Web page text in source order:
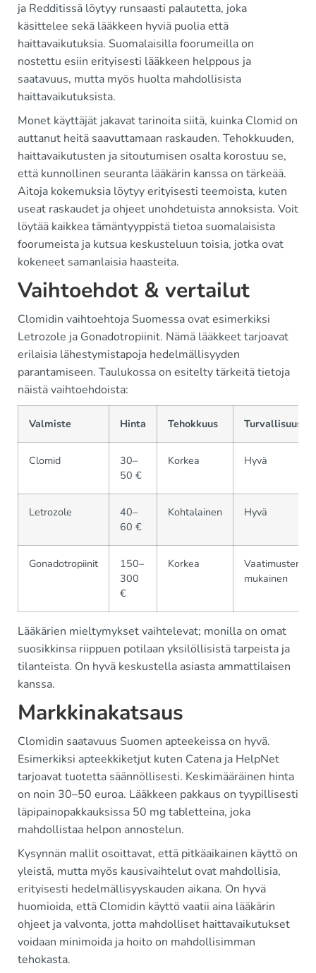
ja Redditissä löytyy runsaasti palautetta, joka
käsittelee sekä lääkkeen hyviä puolia että
haittavaikutuksia. Suomalaisilla foorumeilla on
nostettu esiin erityisesti lääkkeen helppous ja
saatavuus, mutta myös huolta mahdollisista
haittavaikutuksista.
Monet käyttäjät jakavat tarinoita siitä, kuinka Clomid on
auttanut heitä saavuttamaan raskauden. Tehokkuuden,
haittavaikutusten ja sitoutumisen osalta korostuu se,
että kunnollinen seuranta lääkärin kanssa on tärkeää.
Aitoja kokemuksia löytyy erityisesti teemoista, kuten
useat raskaudet ja ohjeet unohdetuista annoksista. Voit
löytää kaikkea tämäntyyppistä tietoa suomalaisista
foorumeista ja kutsua keskusteluun toisia, jotka ovat
kokeneet samanlaisia haasteita.
Vaihtoehdot & vertailut
Clomidin vaihtoehtoja Suomessa ovat esimerkiksi
Letrozole ja Gonadotropiinit. Nämä lääkkeet tarjoavat
erilaisia lähestymistapoja hedelmällisyyden
parantamiseen. Taulukossa on esitelty tärkeitä tietoja
näistä vaihtoehdoista:
Valmiste Hinta Tehokkuus Turvallisuus
Clomid
30–
50 €
Korkea Hyvä
Letrozole
40–
60 €
Kohtalainen Hyvä
Gonadotropiinit
150–
300
€
Korkea
Vaatimusten
mukainen
Lääkärien mieltymykset vaihtelevat; monilla on omat
suosikkinsa riippuen potilaan yksilöllisistä tarpeista ja
tilanteista. On hyvä keskustella asiasta ammattilaisen
kanssa.
Markkinakatsaus
Clomidin saatavuus Suomen apteekeissa on hyvä.
Esimerkiksi apteekkiketjut kuten Catena ja HelpNet
tarjoavat tuotetta säännöllisesti. Keskimääräinen hinta
on noin 30–50 euroa. Lääkkeen pakkaus on tyypillisesti
läpipainopakkauksissa 50 mg tabletteina, joka
mahdollistaa helpon annostelun.
Kysynnän mallit osoittavat, että pitkäaikainen käyttö on
yleistä, mutta myös kausivaihtelut ovat mahdollisia,
erityisesti hedelmällisyyskauden aikana. On hyvä
huomioida, että Clomidin käyttö vaatii aina lääkärin
ohjeet ja valvonta, jotta mahdolliset haittavaikutukset
voidaan minimoida ja hoito on mahdollisimman
tehokasta.